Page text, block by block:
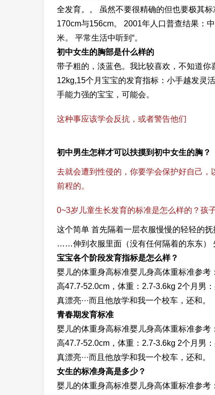
全发育。。 虽然不要很精确的但也要极其
170cm与156cm。 2001年人口普查结果：
米。 平常生活中听到“。
初中女生的胸部是什么样的
带子粗的，淡蓝色。我比较喜欢，不知道
12kg,15个月宝宝的发育指标：小手越发灵
手能力强的宝宝，可能会。
这种事应该学会反抗，或者警告他们
初中男生怎样才可以扶摸到初中女生的胸？
去就会遭到性侵的，你要学会保护好自己
前程的。
0~3岁儿童生长发育的标准是怎么样的？孩
这个简单 首先隔着一层衣服慢慢的轻轻的
……伸到衣服里面（没有任何隔着的东东）
宝宝各个阶段发育指标是怎么样？
婴儿的体重身高标准婴儿身高体重标准参
高47.7-52.0cm，体重：2.7-3.6kg 2个月男
真漂亮···而且他放学和我一个校车，还和。
青春期发育标准
婴儿的体重身高标准婴儿身高体重标准参
高47.7-52.0cm，体重：2.7-3.6kg 2个月男
真漂亮···而且他放学和我一个校车，还和。
女生的标准身高是多少？
婴儿的体重身高标准婴儿身高体重标准参